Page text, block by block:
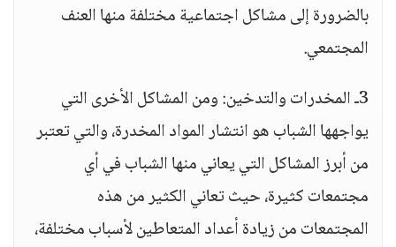
بالضرورة إلى مشاكل اجتماعية مختلفة منها العنف
المجتمعي.
3ـ المخدرات والتدخين: ومن المشاكل الأخرى التي
يواجهها الشباب هو انتشار المواد المخدرة، والتي تعتبر
من أبرز المشاكل التي يعاني منها الشباب في أي
مجتمعات كثيرة، حيث تعاني الكثير من هذه
المجتمعات من زيادة أعداد المتعاطين لأسباب مختلفة،